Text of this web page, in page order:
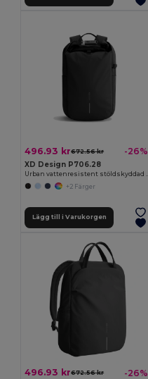
496.93 kr672.56 kr -26%
XD Design P706.28
+2 Färger
Lägg till i Varukorgen
496.93 kr672.56 kr -26%